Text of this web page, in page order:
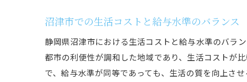
地
地
長
個
沼津市での生活コストと給与水準のバランス
静岡県沼津市における生活コストと給与水準のバラ
都市の利便性が調和した地域であり、生活コストが
で、給与水準が同等であっても、生活の質を向上さ